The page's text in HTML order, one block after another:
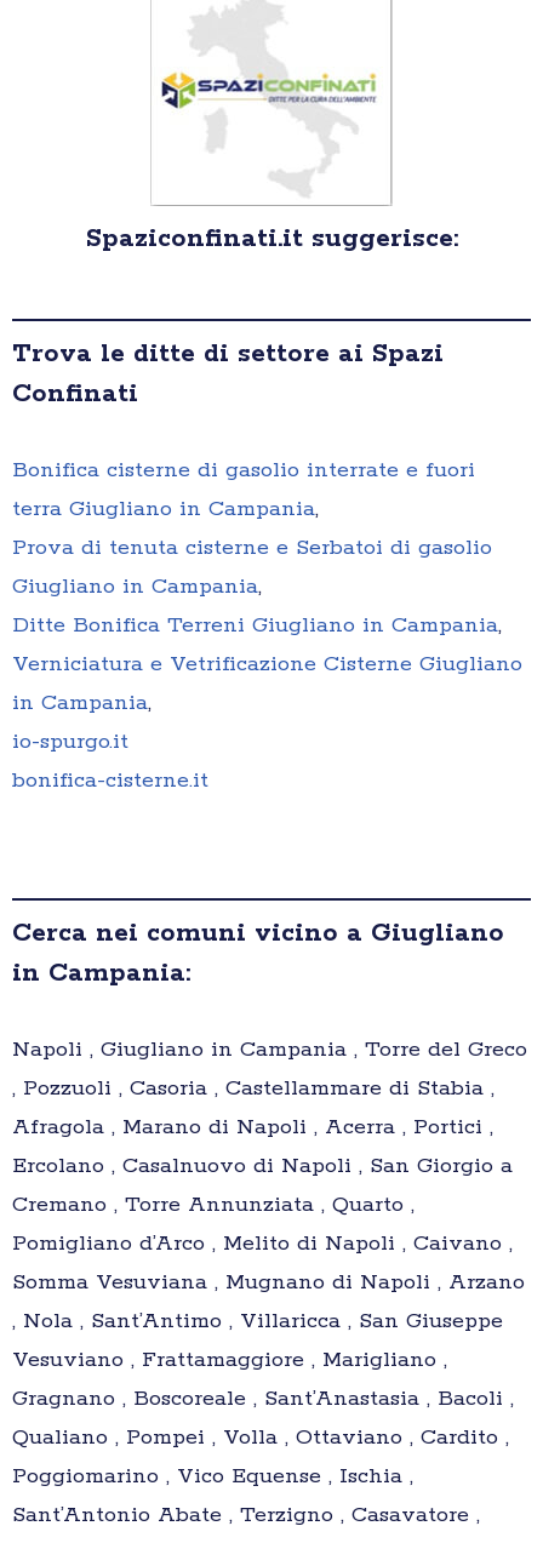
Spaziconfinati.it suggerisce:
Trova le ditte di settore ai Spazi
Confinati
Bonifica cisterne di gasolio interrate e fuori
terra Giugliano in Campania,
Prova di tenuta cisterne e Serbatoi di gasolio
Giugliano in Campania,
Ditte Bonifica Terreni Giugliano in Campania,
Verniciatura e Vetrificazione Cisterne Giugliano
in Campania,
io-spurgo.it
bonifica-cisterne.it
Cerca nei comuni vicino a Giugliano
in Campania:
Napoli , Giugliano in Campania , Torre del Greco
, Pozzuoli , Casoria , Castellammare di Stabia ,
Afragola , Marano di Napoli , Acerra , Portici ,
Ercolano , Casalnuovo di Napoli , San Giorgio a
Cremano , Torre Annunziata , Quarto ,
Pomigliano d’Arco , Melito di Napoli , Caivano ,
Somma Vesuviana , Mugnano di Napoli , Arzano
, Nola , Sant’Antimo , Villaricca , San Giuseppe
Vesuviano , Frattamaggiore , Marigliano ,
Gragnano , Boscoreale , Sant’Anastasia , Bacoli ,
Qualiano , Pompei , Volla , Ottaviano , Cardito ,
Poggiomarino , Vico Equense , Ischia ,
Sant’Antonio Abate , Terzigno , Casavatore ,